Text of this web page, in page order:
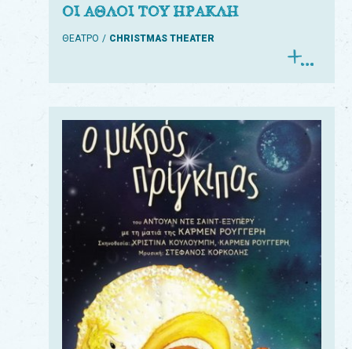
ΟΙ ΑΘΛΟΙ ΤΟΥ ΗΡΑΚΛΗ
ΘΕΑΤΡΟ CHRISTMAS THEATER